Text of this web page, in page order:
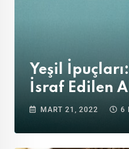
Yeşil
İsraf Edilen
MART 21, 2022 6